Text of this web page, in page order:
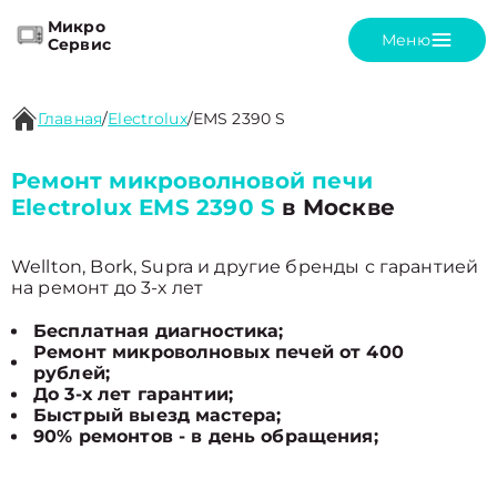
Микро
Сервис
Меню
Главная/Electrolux/EMS 2390 S
Ремонт микроволновой печи
Electrolux EMS 2390 S в Москве
Wellton, Bork, Supra и другие бренды с гарантией
на ремонт до 3-х лет
Бесплатная диагностика;
Ремонт микроволновых печей от 400
рублей;
До 3-х лет гарантии;
Быстрый выезд мастера;
90% ремонтов - в день обращения;